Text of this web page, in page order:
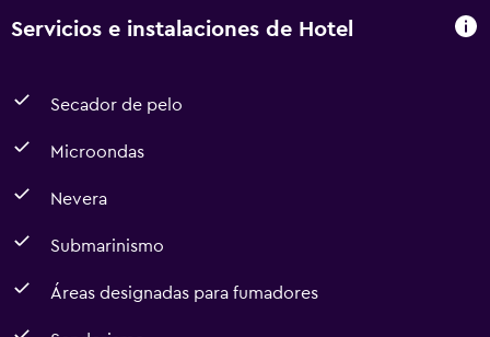
Servicios e instalaciones de Hotel
Secador de pelo
Microondas
Nevera
Submarinismo
Áreas designadas para fumadores